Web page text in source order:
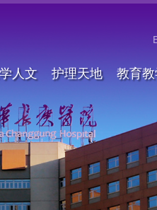
人文 护理天地 教育